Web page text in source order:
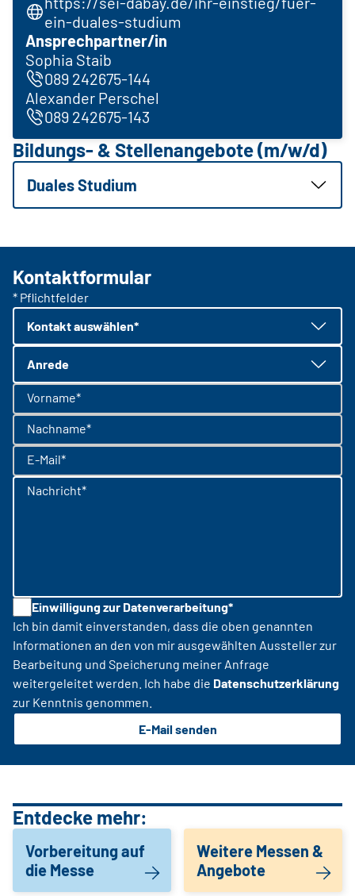
ein-duales-studium
Ansprechpartner/in
Sophia Staib
089 242675-144
Alexander Perschel
089 242675-143
Bildungs- & Stellenangebote (m/w/d)
Duales Studium
Kontaktformular
* Pflichtfelder
Kontakt auswählen*
Anrede
Vorname*
Nachname*
E-Mail*
Nachricht*
Einwilligung zur Datenverarbeitung*
Ich bin damit einverstanden, dass die oben genannten
Informationen an den von mir ausgewählten Aussteller zur
Bearbeitung und Speicherung meiner Anfrage
weitergeleitet werden. Ich habe die Datenschutzerklärung
zur Kenntnis genommen.
E-Mail senden
Entdecke mehr:
Vorbereitung auf
die Messe
Weitere Messen &
Angebote